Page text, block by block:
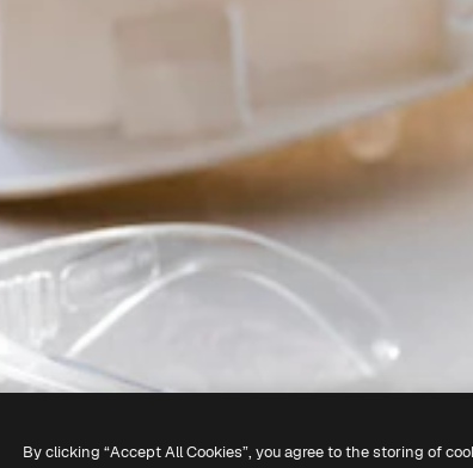
By clicking “Accept All Cookies”, you agree to the storing of